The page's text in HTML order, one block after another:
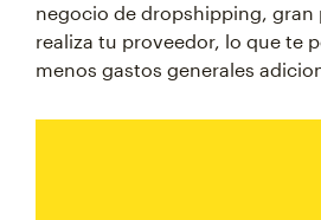
negocio de dropshipping, gran
realiza tu proveedor, lo que te
menos gastos generales